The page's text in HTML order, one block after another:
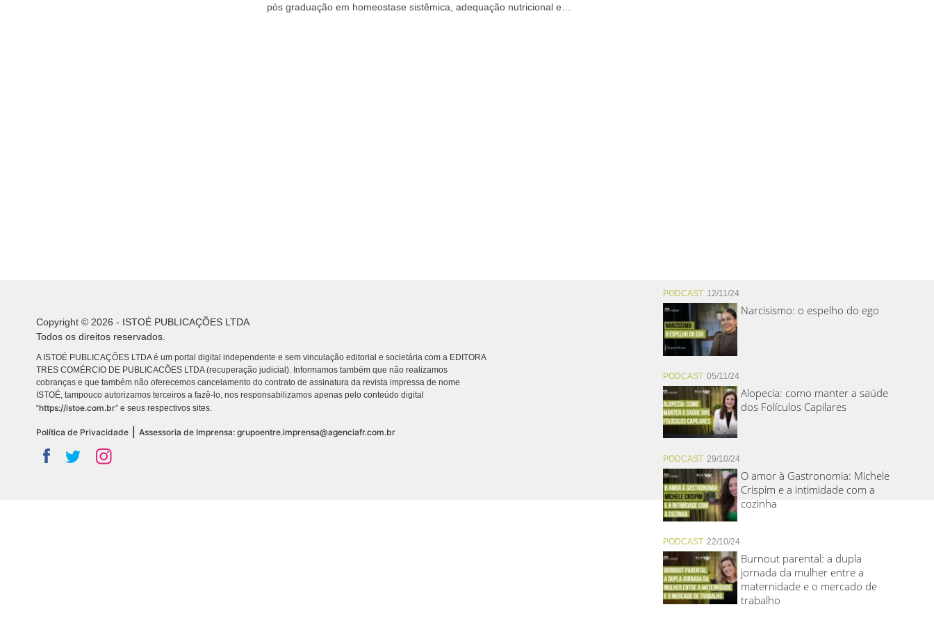
pós graduação em homeostase sistêmica, adequação nutricional e
PODCAST 12/11/24
Narcisismo: o espelho do ego
PODCAST 05/11/24
Alopecia: como manter a saúde
dos Folículos Capilares
PODCAST 29/10/24
O amor à Gastronomia: Michele
Crispim e a intimidade com a
cozinha
PODCAST 22/10/24
Burnout parental: a dupla
jornada da mulher entre a
maternidade e o mercado de
trabalho
Copyright © 2026 - ISTOÉ PUBLICAÇÕES LTDA
Todos os direitos reservados.
A ISTOÉ PUBLICAÇÕES LTDA é um portal digital independente e sem vinculação editorial e societária com a EDITORA
TRES COMÉRCIO DE PUBLICACÕES LTDA (recuperação judicial). Informamos também que não realizamos
cobranças e que também não oferecemos cancelamento do contrato de assinatura da revista impressa de nome
ISTOÉ, tampouco autorizamos terceiros a fazê-lo, nos responsabilizamos apenas pelo conteúdo digital
“https://istoe.com.br” e seus respectivos sites.
Política de Privacidade Assessoria de Imprensa: grupoentre.imprensa@agenciafr.com.br